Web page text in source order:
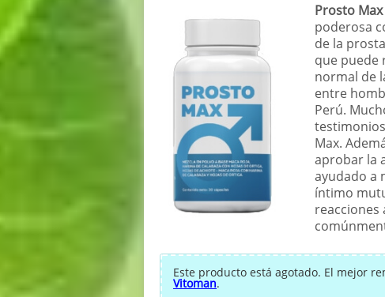
Prosto Max
poderosa
de la
que puede
normal de
entre
Perú.
Max.
aprobar la
ayudado a
íntimo
reacciones
Este producto está agotado. El mejor
Vitoman.